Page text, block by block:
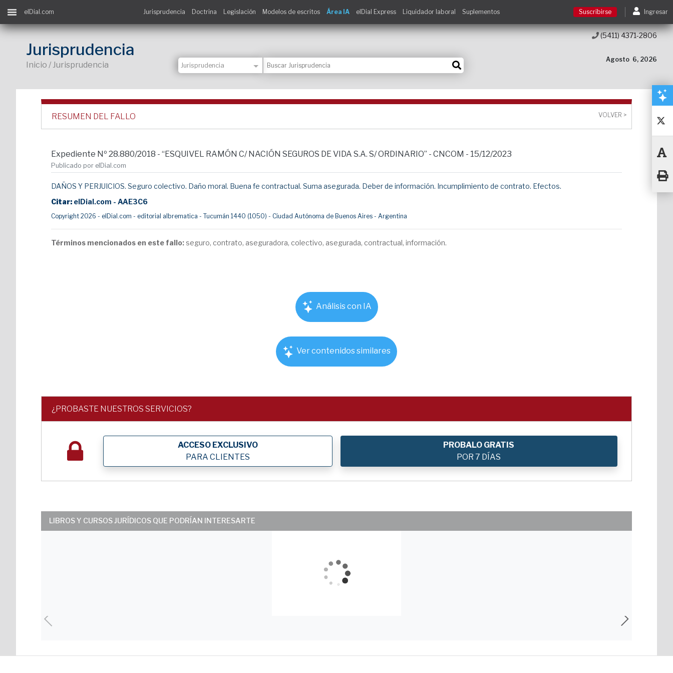
Suscribirse
Acceso a cursos
elDial.com Jurisprudencia Doctrina Legislación Modelos de escritos Área IA elDial Express Liquidador laboral Suplementos Suscribirse Ingresar
Jurisprudencia
Inicio / Jurisprudencia
Agosto 6, 2026
(5411) 4371-2806
RESUMEN DEL FALLO VOLVER >
Expediente Nº 28.880/2018 - “ESQUIVEL RAMÓN C/ NACIÓN SEGUROS DE VIDA S.A. S/ ORDINARIO” - CNCOM - 15/12/2023
Publicado por elDial.com
DAÑOS Y PERJUICIOS. Seguro colectivo. Daño moral. Buena fe contractual. Suma asegurada. Deber de información. Incumplimiento de contrato. Efectos.
Citar: elDial.com - AAE3C6
Copyright 2026 - elDial.com - editorial albrematica - Tucumán 1440 (1050) - Ciudad Autónoma de Buenos Aires - Argentina
Términos mencionados en este fallo: seguro, contrato, aseguradora, colectivo, asegurada, contractual, información.
Análisis con IA
Ver contenidos similares
¿PROBASTE NUESTROS SERVICIOS?
ACCESO EXCLUSIVO
PARA CLIENTES
PROBALO GRATIS
POR 7 DÍAS
LIBROS Y CURSOS JURÍDICOS QUE PODRÍAN INTERESARTE